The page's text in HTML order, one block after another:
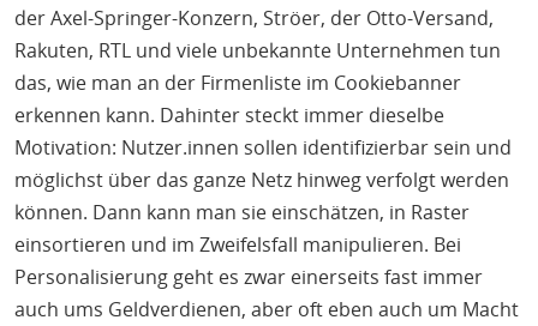
der Axel-Springer-Konzern, Ströer, der Otto-Versand,
Rakuten, RTL und viele unbekannte Unternehmen tun
das, wie man an der Firmenliste im Cookiebanner
erkennen kann. Dahinter steckt immer dieselbe
Motivation: Nutzer.innen sollen identifizierbar sein und
möglichst über das ganze Netz hinweg verfolgt werden
können. Dann kann man sie einschätzen, in Raster
einsortieren und im Zweifelsfall manipulieren. Bei
Personalisierung geht es zwar einerseits fast immer
auch ums Geldverdienen, aber oft eben auch um Macht